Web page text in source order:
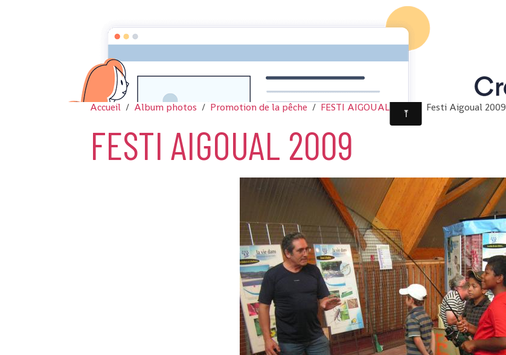
Accueil Album photos Promotion de la pêche FESTI AIGOUAL 2009 Festi Aigoual 2009
FESTI AIGOUAL 2009